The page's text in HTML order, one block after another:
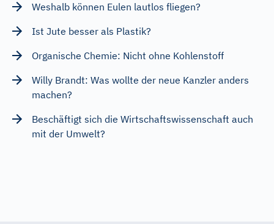
Weshalb können Eulen lautlos fliegen?
Ist Jute besser als Plastik?
Organische Chemie: Nicht ohne Kohlenstoff
Willy Brandt: Was wollte der neue Kanzler anders
machen?
Beschäftigt sich die Wirtschaftswissenschaft auch
mit der Umwelt?